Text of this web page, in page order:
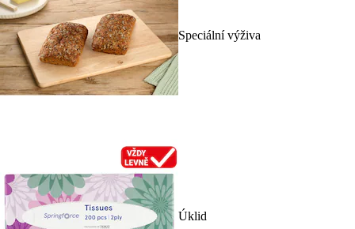
Speciální výživa
Úklid